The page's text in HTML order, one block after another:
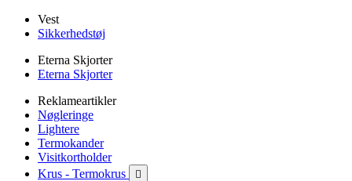
Vest
Sikkerhedstøj
Eterna Skjorter
Eterna Skjorter
Reklameartikler
Nøgleringe
Lightere
Termokander
Visitkortholder
Krus - Termokrus
